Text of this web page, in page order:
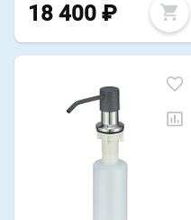
18 400 ₽